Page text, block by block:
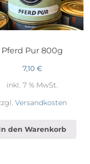
Pferd Pur 800g
7,10 €
inkl. 7 % MwSt.
Versandkosten
den Warenkorb